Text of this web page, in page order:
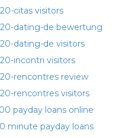
citas visitors
dating-de bewertung
dating-de visitors
incontri visitors
rencontres review
rencontres visitors
payday loans online
minute payday loans